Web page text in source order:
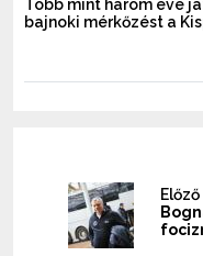
Több mint három éve
bajnoki mérkőzést a